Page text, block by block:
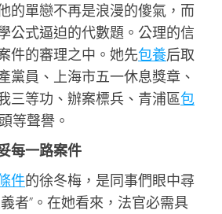
的單戀不再是浪漫的傻氣，而
公式逼迫的代數題。公理的信
件的審理之中。她先包養后取
黨員、上海市五一休息獎章、
三等功、辦案標兵、青浦區包
等聲譽。
每一路案件
件的徐冬梅，是同事們眼中尋
者”。在她看來，法官必需具